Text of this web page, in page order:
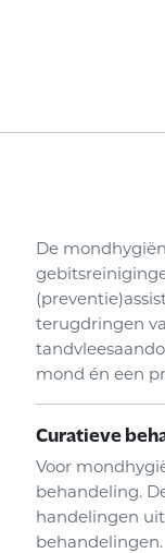
De
terugdringen
mond én een
Curatieve
Voor
behandeling.
handelingen
behandelingen.